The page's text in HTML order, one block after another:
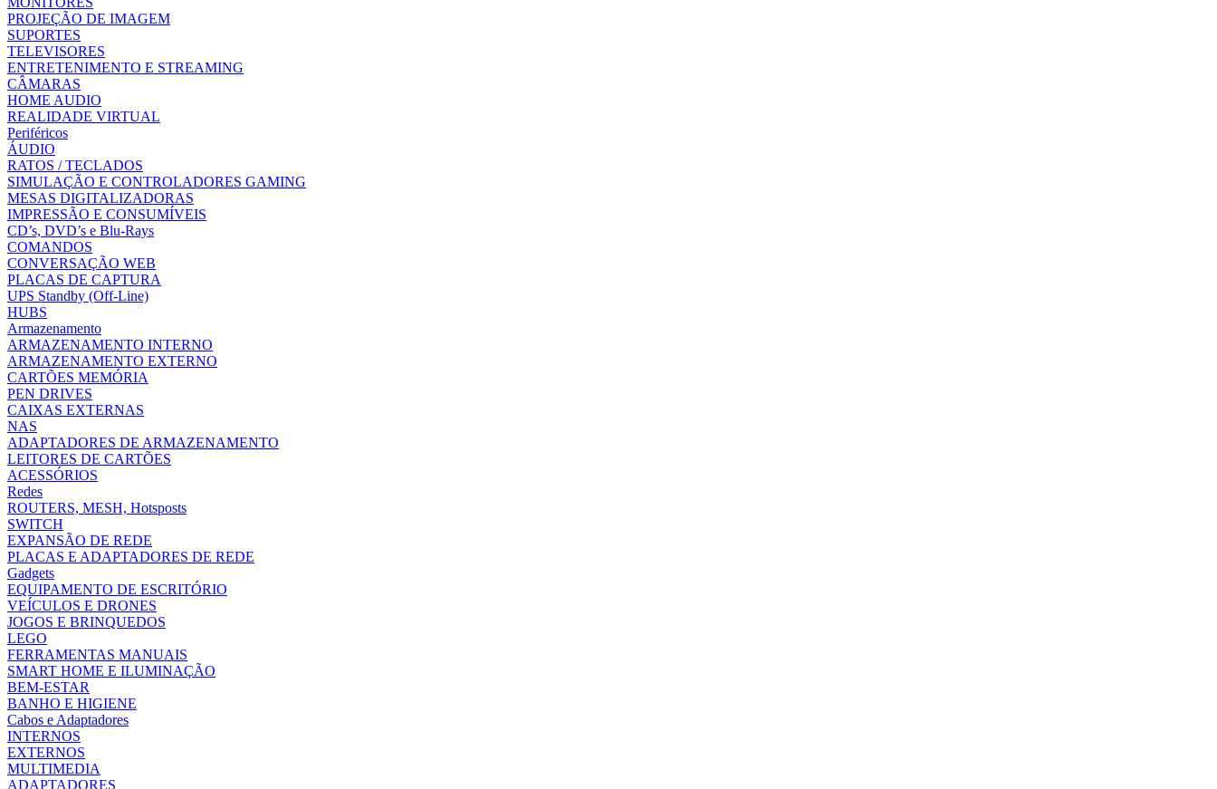
PROJEÇÃO DE IMAGEM
SUPORTES
TELEVISORES
ENTRETENIMENTO E STREAMING
CÂMARAS
HOME AUDIO
REALIDADE VIRTUAL
Periféricos
ÁUDIO
RATOS / TECLADOS
SIMULAÇÃO E CONTROLADORES GAMING
MESAS DIGITALIZADORAS
IMPRESSÃO E CONSUMÍVEIS
CD’s, DVD’s e Blu-Rays
COMANDOS
CONVERSAÇÃO WEB
PLACAS DE CAPTURA
UPS Standby (Off-Line)
HUBS
Armazenamento
ARMAZENAMENTO INTERNO
ARMAZENAMENTO EXTERNO
CARTÕES MEMÓRIA
PEN DRIVES
CAIXAS EXTERNAS
NAS
ADAPTADORES DE ARMAZENAMENTO
LEITORES DE CARTÕES
ACESSÓRIOS
Redes
ROUTERS, MESH, Hotsposts
SWITCH
EXPANSÃO DE REDE
PLACAS E ADAPTADORES DE REDE
Gadgets
EQUIPAMENTO DE ESCRITÓRIO
VEÍCULOS E DRONES
JOGOS E BRINQUEDOS
LEGO
FERRAMENTAS MANUAIS
SMART HOME E ILUMINAÇÃO
BEM-ESTAR
BANHO E HIGIENE
Cabos e Adaptadores
INTERNOS
EXTERNOS
MULTIMEDIA
ADAPTADORES